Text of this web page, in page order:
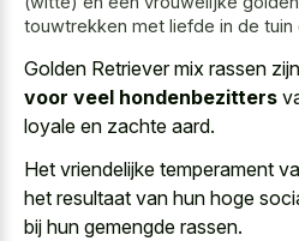
touwtrekken met liefde in de tuin
Golden Retriever mix rassen
voor veel hondenbezitters
loyale en zachte aard.
Het vriendelijke temperament
het resultaat van hun hoge
bij hun gemengde rassen.